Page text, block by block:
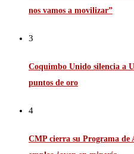
nos vamos a movilizar”
3
Coquimbo Unido silencia a
puntos de oro
4
CMP cierra su Programa de